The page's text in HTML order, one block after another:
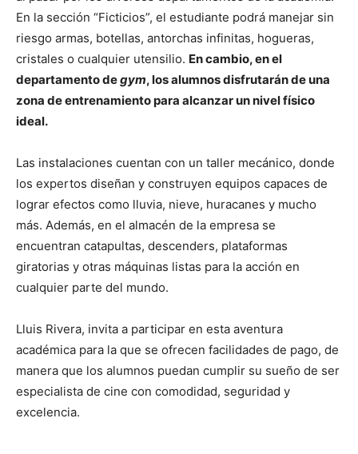
En la sección “Ficticios”, el estudiante podrá manejar sin
riesgo armas, botellas, antorchas infinitas, hogueras,
cristales o cualquier utensilio. En cambio, en el
departamento degym, los alumnos disfrutarán de una
zona de entrenamiento para alcanzar un nivel físico
ideal.
Las instalaciones cuentan con un taller mecánico, donde
los expertos diseñan y construyen equipos capaces de
lograr efectos como lluvia, nieve, huracanes y mucho
más. Además, en el almacén de la empresa se
encuentran catapultas, descenders, plataformas
giratorias y otras máquinas listas para la acción en
cualquier parte del mundo.
Lluis Rivera, invita a participar en esta aventura
académica para la que se ofrecen facilidades de pago, de
manera que los alumnos puedan cumplir su sueño de ser
especialista de cine con comodidad, seguridad y
excelencia.